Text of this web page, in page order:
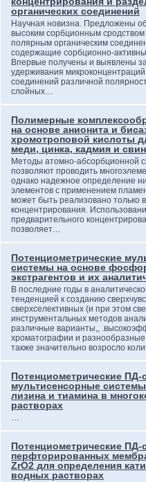
органических соединений
Научная новизна. Предложены
высоким сорбционным
полярным органическим
содержащие сорбционно-
Впервые получены и выявлены
удерживания микроконцентраций
соединений различной
слойных…
Полимерные
на основе анионита и
хромотроповой кислоты
меди, цинка, кадмия и
Методы атомно-абсорбционной
позволяют проводить
однако надежное определение
элементов с применением
может быть реализовано только
концентрирования.
предварительного
позволяет…
Потенциометрические
системы на основе
экстрагентов и их
В последние годы в
тенденцией к созданию
сверхселективных (и при этом
инструментальных методов
различные варианты,,
хроматографии и
также значительно возросло
Потенциометрические ПД-
мультисенсорные
лизина и тиамина в
растворах
…
Потенциометрические
перфторированных
ZrO2 для определения
водных растворах